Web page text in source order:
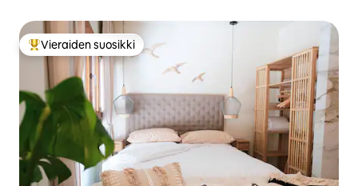
Vieraiden suosikkien parhaimmistoa
Vieraiden suosikki